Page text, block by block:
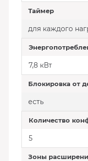
Таймер
для каждого
7,8 кВт
Блокировка от
есть
Количество
5
Зоны